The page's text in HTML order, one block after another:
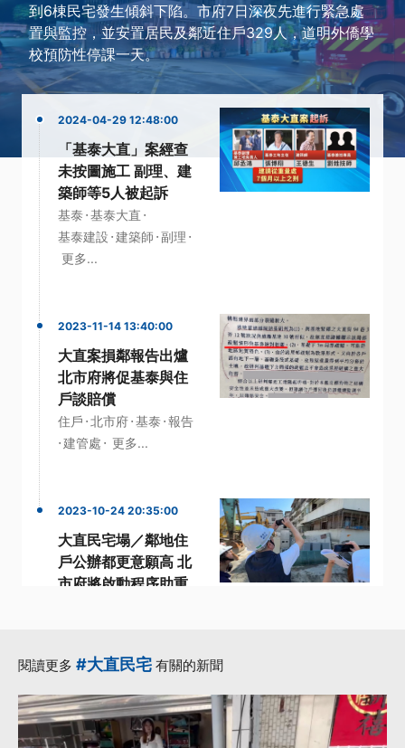
到6棟民宅發生傾斜下陷。市府7日深夜先進行緊急處
置與監控，並安置居民及鄰近住戶329人，道明外僑學
校預防性停課一天。
2024-04-29 12:48:00
「基泰大直」案經查
未按圖施工 副理、建
築師等5人被起訴
基泰·基泰大直 ·
基泰建設 ·建築師 ·副理 ·
更多...
2023-11-14 13:40:00
大直案損鄰報告出爐
北市府將促基泰與住
戶談賠償
住戶 ·北市府·基泰·報告
·建管處 · 更多...
2023-10-24 20:35:00
大直民宅塌／鄰地住
戶公辦都更意願高 北
市府將啟動程序助重
閱讀更多 #大直民宅 有關的新聞